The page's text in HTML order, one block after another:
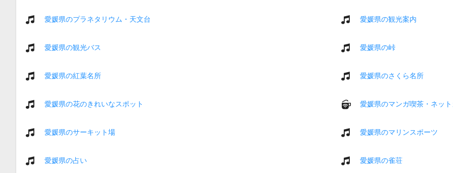
愛媛県のプラネタリウム・天文台 愛媛県の観光案内
愛媛県の観光バス 愛媛県の峠
愛媛県の紅葉名所 愛媛県のさくら名所
愛媛県の花のきれいなスポット 愛媛県のマンガ喫茶・ネッ
愛媛県のサーキット場 愛媛県のマリンスポーツ
愛媛県の占い 愛媛県の雀荘